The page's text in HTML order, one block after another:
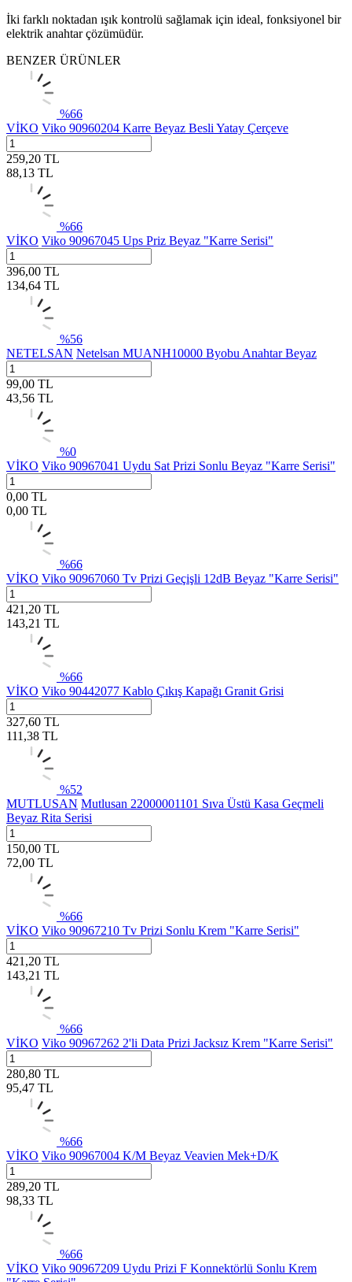
İki farklı noktadan ışık kontrolü sağlamak için ideal, fonksiyonel bir
elektrik anahtar çözümüdür.
BENZER ÜRÜNLER
%66
VİKO Viko 90960204 Karre Beyaz Besli Yatay Çerçeve
259,20 TL
88,13 TL
%66
VİKO Viko 90967045 Ups Priz Beyaz "Karre Serisi"
396,00 TL
134,64 TL
%56
NETELSAN Netelsan MUANH10000 Byobu Anahtar Beyaz
99,00 TL
43,56 TL
%0
VİKO Viko 90967041 Uydu Sat Prizi Sonlu Beyaz "Karre Serisi"
0,00 TL
0,00 TL
%66
VİKO Viko 90967060 Tv Prizi Geçişli 12dB Beyaz "Karre Serisi"
421,20 TL
143,21 TL
%66
VİKO Viko 90442077 Kablo Çıkış Kapağı Granit Grisi
327,60 TL
111,38 TL
%52
MUTLUSAN Mutlusan 22000001101 Sıva Üstü Kasa Geçmeli
Beyaz Rita Serisi
150,00 TL
72,00 TL
%66
VİKO Viko 90967210 Tv Prizi Sonlu Krem "Karre Serisi"
421,20 TL
143,21 TL
%66
VİKO Viko 90967262 2'li Data Prizi Jacksız Krem "Karre Serisi"
280,80 TL
95,47 TL
%66
VİKO Viko 90967004 K/M Beyaz Veavien Mek+D/K
289,20 TL
98,33 TL
%66
VİKO Viko 90967209 Uydu Prizi F Konnektörlü Sonlu Krem